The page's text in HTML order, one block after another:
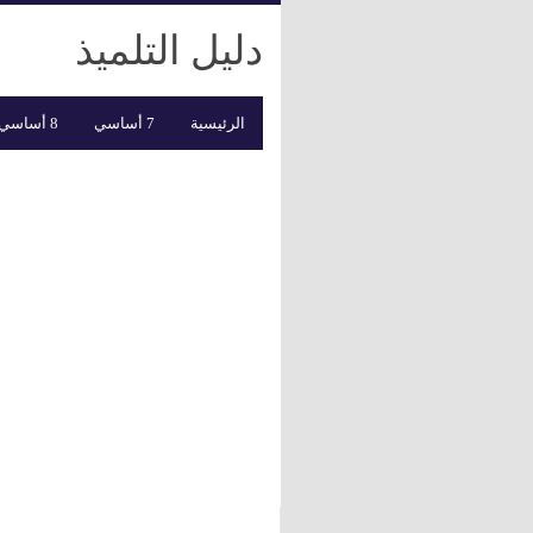
دليل التلميذ
الرئيسية 7 أساسي 8 أساسي